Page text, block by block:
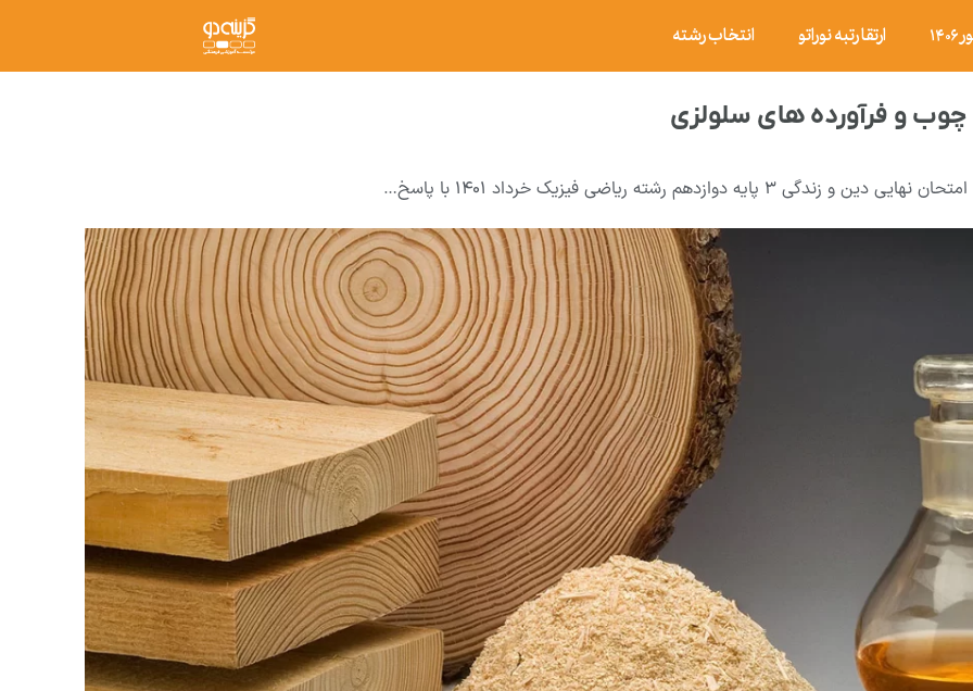
ارتقا رتبه نوراتو انتخاب رشته
و فرآورده های سلولزی
امتحان نهایی دین و زندگی ۳ پایه دوازدهم رشته ریاضی فیزیک خرداد ۱۴۰۱ با پاسخ…